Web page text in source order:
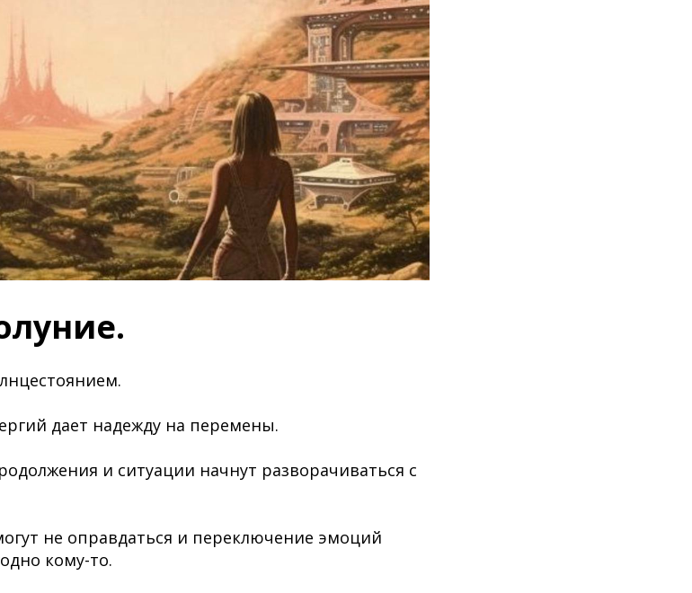
дает надежду на перемены.
и ситуации начнут разворачиваться с
не оправдаться и переключение эмоций
кому-то.